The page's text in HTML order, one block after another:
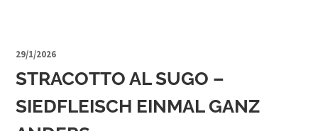
STRACOTTO AL SUGO –
SIEDFLEISCH EINMAL GANZ
29/1/2026